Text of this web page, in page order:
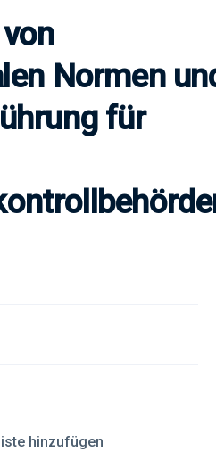
Normen
für
hinzufügen